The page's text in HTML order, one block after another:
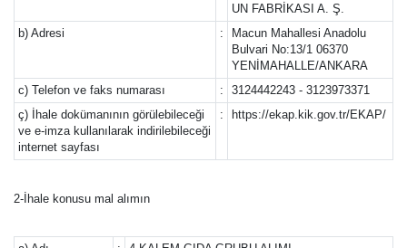
UN FABRİKASI A. Ş.
b) Adresi
:
Macun Mahallesi Anadolu
Bulvari No:13/1 06370
YENİMAHALLE/ANKARA
c) Telefon ve faks numarası
:
3124442243 - 3123973371
ç) İhale dokümanının görülebileceği
ve e-imza kullanılarak indirilebileceği
internet sayfası
: https://ekap.kik.gov.tr/EKAP/
2-İhale konusu mal alımın